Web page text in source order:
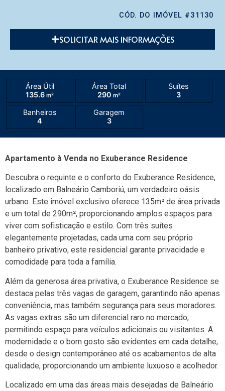
CÓD. DO IMÓVEL #31130
SOLICITAR MAIS INFORMAÇÕES
Área Útil
135.6 m²
Área Total
290 m²
Suítes
3
Banheiros
4
Garagem
3
Apartamento à Venda no Exuberance Residence
Descubra o requinte e o conforto do Exuberance Residence,
localizado em Balneário Camboriú, um verdadeiro oásis
urbano. Este imóvel exclusivo oferece 135m² de área privada
e um total de 290m², proporcionando amplos espaços para
viver com sofisticação e estilo. Com três suítes
elegantemente projetadas, cada uma com seu próprio
banheiro privativo, este residencial garante privacidade e
comodidade para toda a família.
Além da generosa área privativa, o Exuberance Residence se
destaca pelas três vagas de garagem, garantindo não apenas
conveniência, mas também segurança para seus moradores.
As vagas extras são um diferencial raro no mercado,
permitindo espaço para veículos adicionais ou visitantes. A
modernidade e o bom gosto são evidentes em cada detalhe,
desde o design contemporâneo até os acabamentos de alta
qualidade, proporcionando um ambiente luxuoso e acolhedor.
Localizado em uma das áreas mais desejadas de Balneário